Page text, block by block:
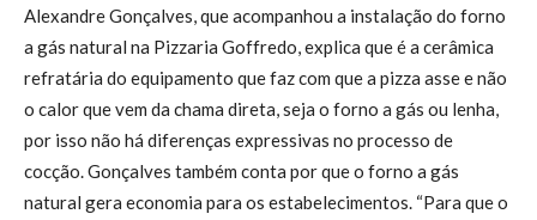
Alexandre Gonçalves, que acompanhou a instalação do forno
a gás natural na Pizzaria Goffredo, explica que é a cerâmica
refratária do equipamento que faz com que a pizza asse e não
o calor que vem da chama direta, seja o forno a gás ou lenha,
por isso não há diferenças expressivas no processo de
cocção. Gonçalves também conta por que o forno a gás
natural gera economia para os estabelecimentos. “Para que o